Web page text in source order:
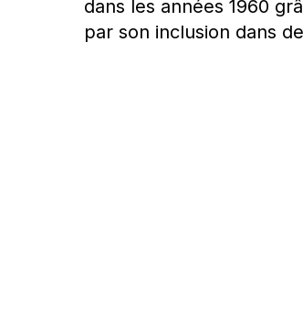
dans les années 1960
par son inclusion dans